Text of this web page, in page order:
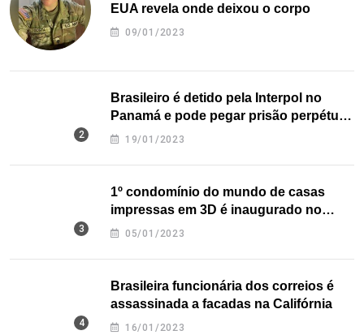
EUA revela onde deixou o corpo
09/01/2023
Brasileiro é detido pela Interpol no
Panamá e pode pegar prisão perpétua
nos EUA
19/01/2023
1º condomínio do mundo de casas
impressas em 3D é inaugurado no
Texas
05/01/2023
Brasileira funcionária dos correios é
assassinada a facadas na Califórnia
16/01/2023